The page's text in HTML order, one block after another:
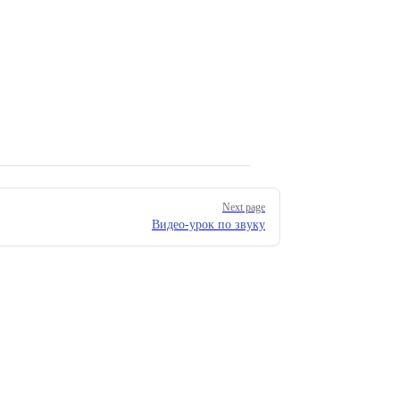
Next page
Видео-урок по звуку